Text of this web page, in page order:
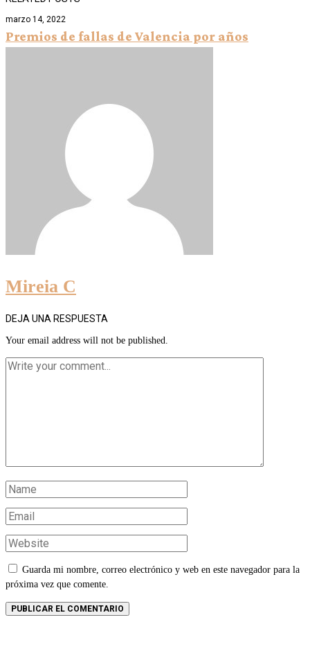
marzo 14, 2022
Premios de fallas de Valencia por años
Mireia C
DEJA UNA RESPUESTA
Your email address will not be published.
Guarda mi nombre, correo electrónico y web en este navegador para la
próxima vez que comente.